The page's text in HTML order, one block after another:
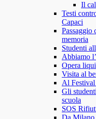
Il
Testi
Capaci
Passaggio
memoria
Studenti
Abbiamo
Opera
Visita al
Al
Gli
scuola
SOS